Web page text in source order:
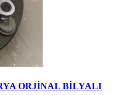
ORJİNAL BİLYALI